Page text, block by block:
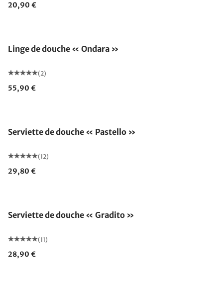
20,90 €
Linge de douche « Ondara »
(2)
55,90 €
Serviette de douche « Pastello »
(12)
29,80 €
Serviette de douche « Gradito »
(11)
28,90 €